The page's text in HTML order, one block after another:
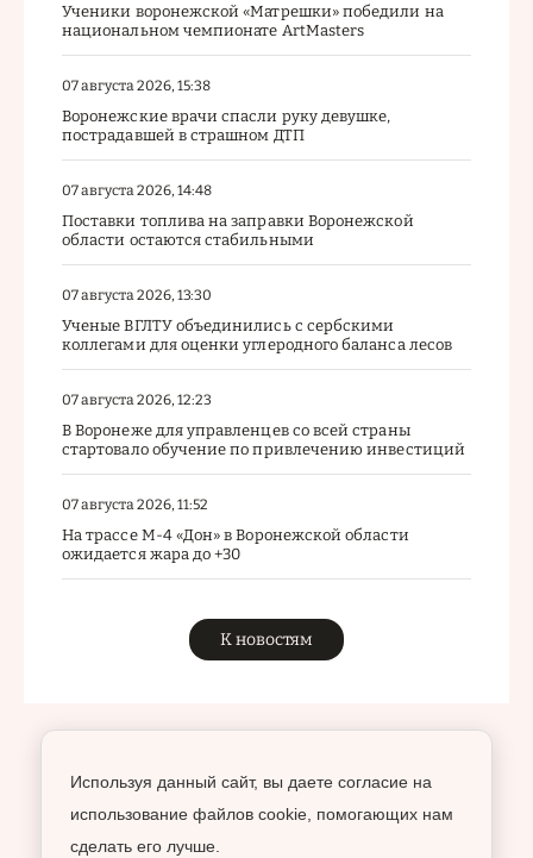
Ученики воронежской «Матрешки» победили на
национальном чемпионате ArtMasters
07 августа 2026, 15:38
Воронежские врачи спасли руку девушке,
пострадавшей в страшном ДТП
07 августа 2026, 14:48
Поставки топлива на заправки Воронежской
области остаются стабильными
07 августа 2026, 13:30
Ученые ВГЛТУ объединились с сербскими
коллегами для оценки углеродного баланса лесов
07 августа 2026, 12:23
В Воронеже для управленцев со всей страны
стартовало обучение по привлечению инвестиций
07 августа 2026, 11:52
На трассе М-4 «Дон» в Воронежской области
ожидается жара до +30
К новостям
Используя данный сайт, вы даете согласие на
использование файлов cookie, помогающих нам
сделать его лучше.